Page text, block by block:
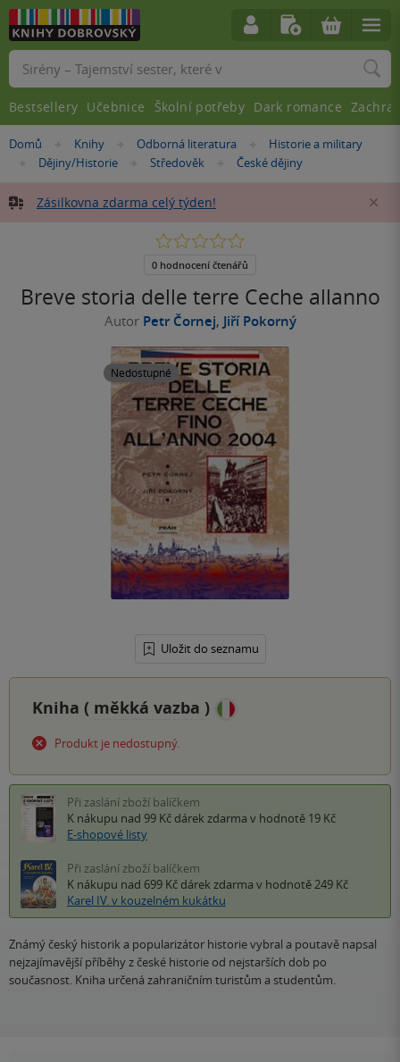
Nacházíte
Domů »Knihy »
Odborná literatura »Historie a military
»
Dějiny/Historie »
Středověk »
České dějiny
Zásilkovna zdarma celý týden!
Breve storia delle terre Ceche allanno
Autor Petr Čornej, Jiří Pokorný
Nedostupné
Uložit do seznamu
0.0
5
0 hodnocení čtenářů
Kniha ( měkká vazba )
Produkt je nedostupný.
Při zaslání zboží balíčkem
K nákupu nad 99 Kč dárek zdarma v hodnotě 19 Kč
E-shopové listy
Při zaslání zboží balíčkem
K nákupu nad 699 Kč dárek zdarma v hodnotě 249 Kč
Karel IV. v kouzelném kukátku
Známý český historik a popularizátor historie vybral a poutavě napsal
nejzajímavější příběhy z české historie od nejstarších dob po
současnost. Kniha určená zahraničním turistům a studentům.
Vyhledávání
Bestsellery Učebnice Školní potřeby Dark romance